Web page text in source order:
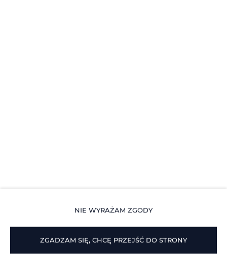
NIE WYRAŻAM ZGODY
ZGADZAM SIĘ, CHCĘ PRZEJŚĆ DO STRONY